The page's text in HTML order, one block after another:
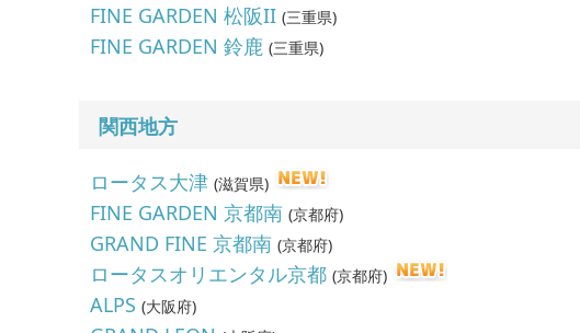
FINE GARDEN 松阪II (三重県)
FINE GARDEN 鈴鹿 (三重県)
関西地方
ロータス大津 (滋賀県)
FINE GARDEN 京都南 (京都府)
GRAND FINE 京都南 (京都府)
ロータスオリエンタル京都 (京都府)
ALPS (大阪府)